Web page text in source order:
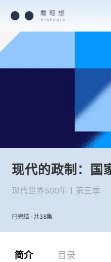
现代的政制：国
现代世界500年丨第三季
已完结 · 共38集
简介 目录